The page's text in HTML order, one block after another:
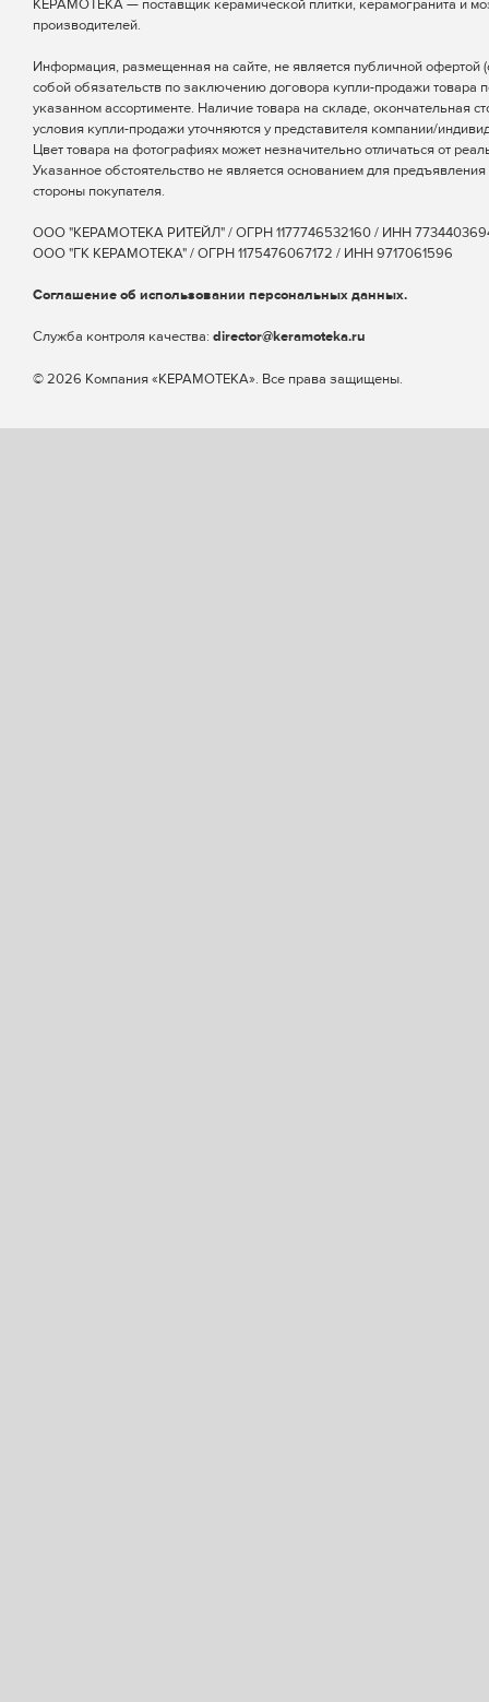
КЕРАМОТЕКА — поставщик керамической плитки, керамогранита и
производителей.
Информация, размещенная на сайте, не является публичной офертой
собой обязательств по заключению договора купли-продажи товара
указанном ассортименте. Наличие товара на складе, окончательная
условия купли-продажи уточняются у представителя компании/
Цвет товара на фотографиях может незначительно отличаться от
Указанное обстоятельство не является основанием для
стороны покупателя.
ООО "КЕРАМОТЕКА РИТЕЙЛ" / ОГРН 1177746532160 / ИНН
ООО "ГК КЕРАМОТЕКА" / ОГРН 1175476067172 / ИНН 9717061596
Соглашение об использовании персональных данных.
Cлужба контроля качества: director@keramoteka.ru
© 2026 Компания «КЕРАМОТЕКА». Все права защищены.